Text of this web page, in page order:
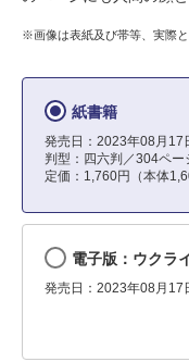
※画像は表紙及び帯等、実際と
紙書籍
発売日：2023年08月17
判型：四六判／304ペー
定価：1,760円（本体
電子版：ウクラ
発売日：2023年08月17